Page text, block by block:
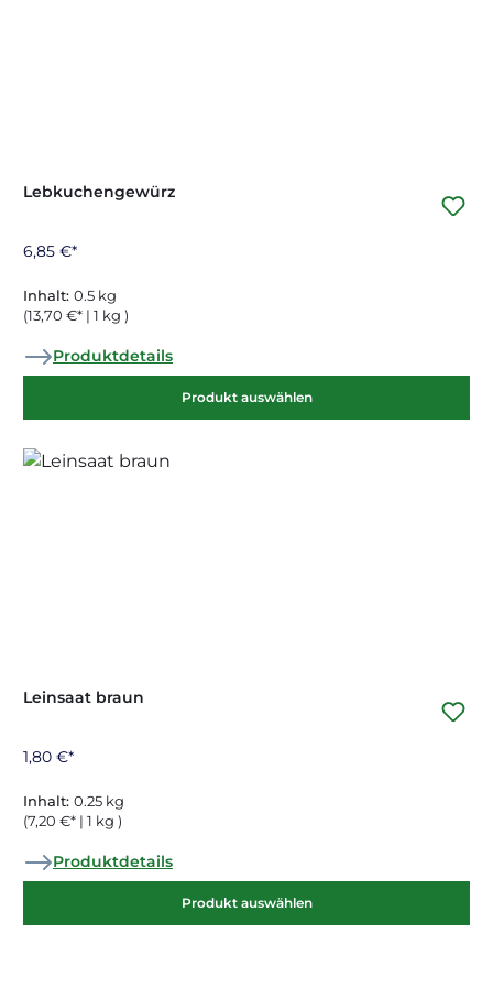
Lebkuchengewürz
6,85 €*
Inhalt: 0.5 kg
(13,70 €* | 1 kg )
Produktdetails
Produkt auswählen
Leinsaat braun
1,80 €*
Inhalt: 0.25 kg
(7,20 €* | 1 kg )
Produktdetails
Produkt auswählen